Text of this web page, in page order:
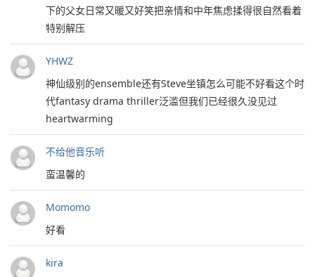
下的父女日常又暖又好笑把亲情和中年焦虑揉得很自然看着
特别解压
YHWZ
神仙级别的ensemble还有Steve坐镇怎么可能不好看这个时
代fantasy drama thriller泛滥但我们已经很久没见过
heartwarming
不给他音乐听
蛮温馨的
Momomo
好看
kira